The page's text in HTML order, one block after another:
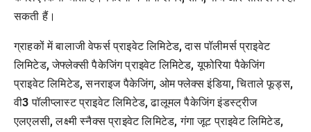
सकती हैं।
ग्राहकों में बालाजी वेफर्स प्राइवेट लिमिटेड,दास पॉलीमर्स प्राइवेट
लिमिटेड,जेफ्लेक्सी पैकेजिंग प्राइवेट लिमिटेड,यूफोरिया पैकेजिंग
प्राइवेट लिमिटेड,सनराइज पैकेजिंग, ओम फ्लेक्स इंडिया,चिताले फूड्स,
वी3पॉलीप्लास्ट प्राइवेट लिमिटेड,ढालूमल पैकेजिंग इंडस्ट्रीज
एलएलसी,लक्ष्मी स्नैक्स प्राइवेट लिमिटेड,गंगा जूट प्राइवेट लिमिटेड,